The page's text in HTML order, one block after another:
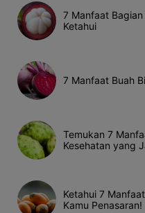
7 Manfaat
Ketahui
7 Manfaat Buah
Temukan 7
Kesehatan yang
Ketahui 7
Kamu Penasaran!